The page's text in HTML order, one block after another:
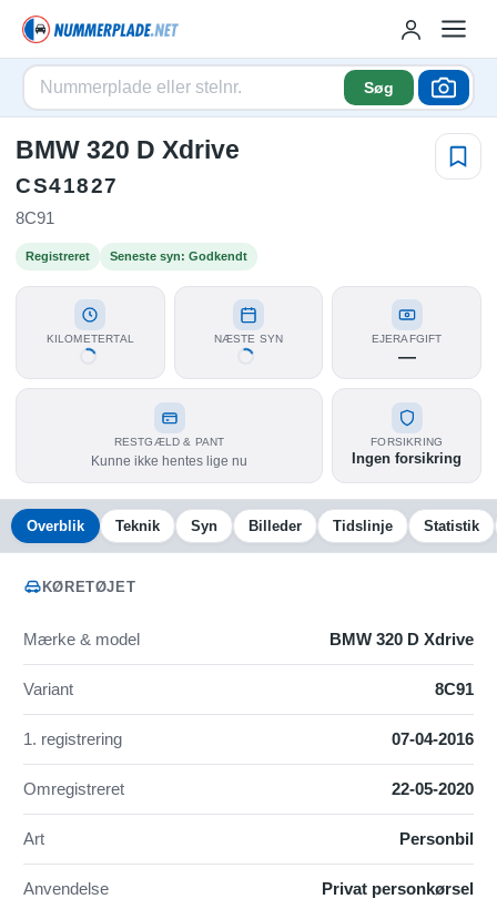
Søg
BMW 320 D Xdrive
CS41827
8C91
Registreret Seneste syn: Godkendt
KILOMETERTAL NÆSTE SYN EJERAFGIFT
—
RESTGÆLD & PANT
Kunne ikke hentes lige nu
FORSIKRING
Ingen forsikring
Overblik Teknik Syn Billeder Tidslinje Statistik
KØRETØJET
Mærke & model BMW 320 D Xdrive
Variant 8C91
1. registrering 07-04-2016
Omregistreret 22-05-2020
Art Personbil
Anvendelse Privat personkørsel